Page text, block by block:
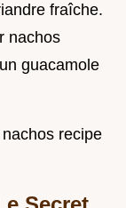
fraîche.
nachos
guacamole
recipe